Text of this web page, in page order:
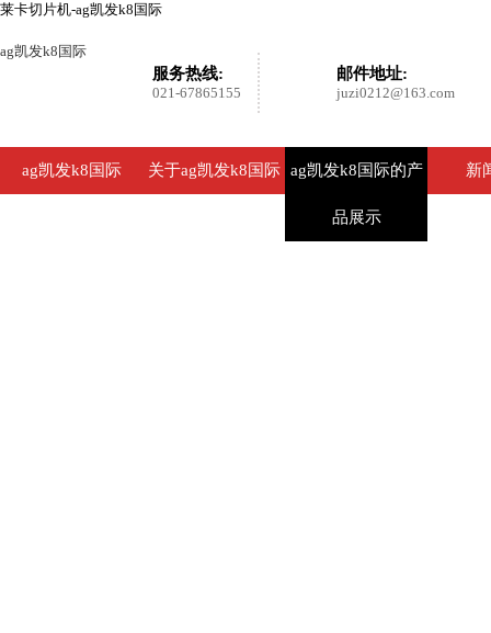
莱卡切片机-ag凯发k8国际
ag凯发k8国际
邮件地址:
juzi0212@163.com
服务热线:
021-67865155
ag凯发k8国际 关于ag凯发k8国际 ag凯发k8国际的产
品展示
新